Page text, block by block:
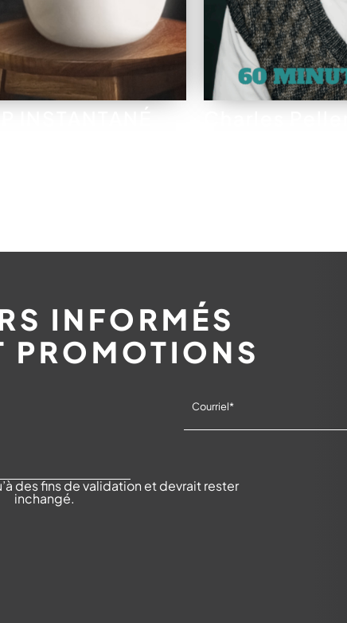
INFORMÉS
PROMOTIONS
des fins de validation et devrait rester
inchangé.